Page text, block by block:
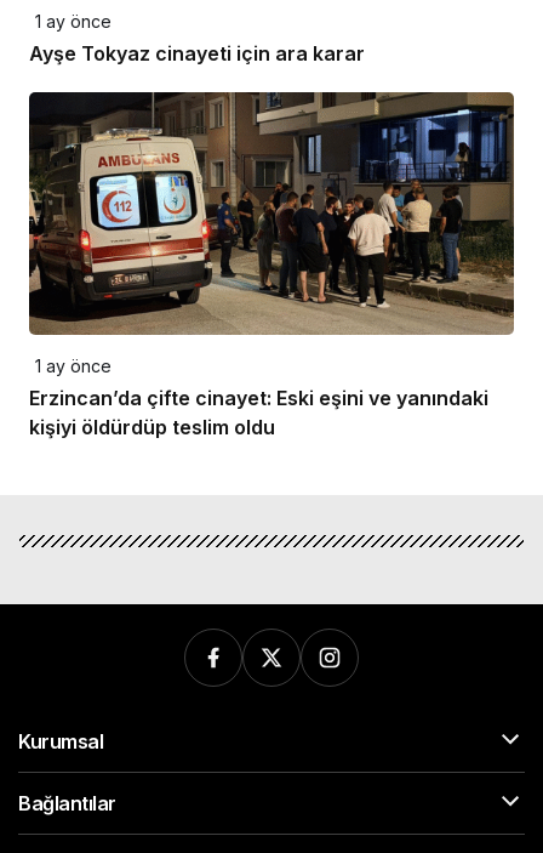
1 ay önce
Ayşe Tokyaz cinayeti için ara karar
1 ay önce
Erzincan’da çifte cinayet: Eski eşini ve yanındaki
kişiyi öldürdüp teslim oldu
Kurumsal
Bağlantılar